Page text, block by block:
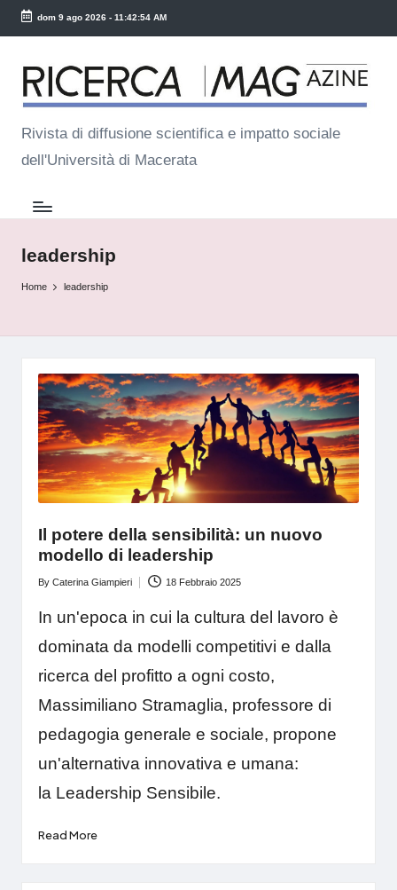
Skip
content
dom 9 ago 2026- 11:42:55 AM
R
ic
e
r
c
a
M
a
Rivista di diffusione scientifica e impatto sociale
dell'Università di Macerata
leadership
Home leadership
Il potere della sensibilità: un nuovo
modello di leadership
Posted
By Caterina Giampieri 18 Febbraio 2025
In un'epoca in cui la cultura del lavoro è
dominata da modelli competitivi e dalla
ricerca del profitto a ogni costo,
Massimiliano Stramaglia, professore di
pedagogia generale e sociale, propone
un'alternativa innovativa e umana:
la Leadership Sensibile.
Read More